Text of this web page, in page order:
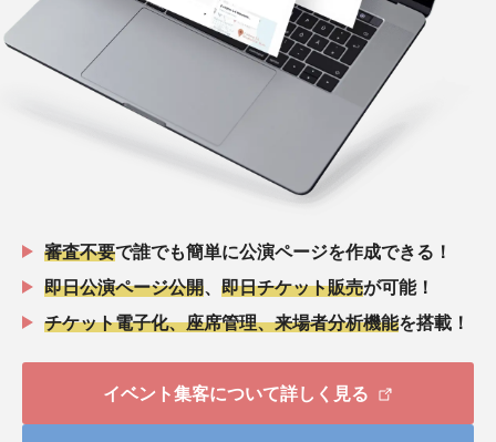
審査不要で誰でも簡単に公演ページを作成できる！
即日公演ページ公開
即日チケット販売が可能！
チケット電子化、座席管理、来場者分析機能を搭載！
イベント集客について詳しく見る